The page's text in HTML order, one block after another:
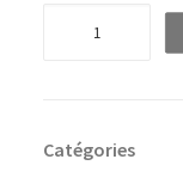
-Catégories